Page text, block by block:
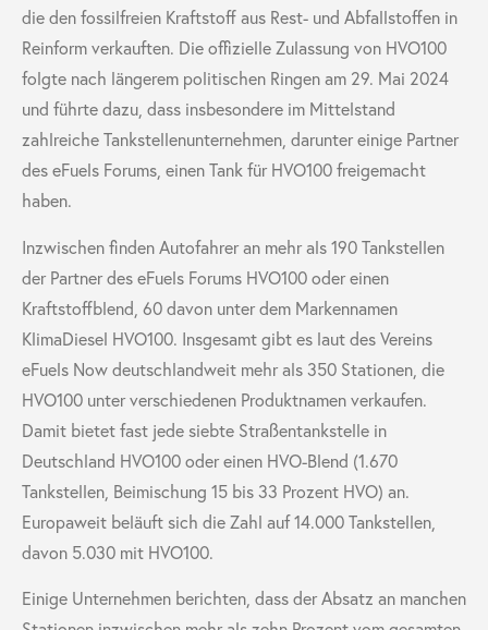
die den fossilfreien Kraftstoff aus Rest- und Abfallstoffen in
Reinform verkauften. Die offizielle Zulassung von HVO100
folgte nach längerem politischen Ringen am 29. Mai 2024
und führte dazu, dass insbesondere im Mittelstand
zahlreiche Tankstellenunternehmen, darunter einige Partner
des eFuels Forums, einen Tank für HVO100 freigemacht
haben.
Inzwischen finden Autofahrer an mehr als 190 Tankstellen
der Partner des eFuels Forums HVO100 oder einen
Kraftstoffblend, 60 davon unter dem Markennamen
KlimaDiesel HVO100. Insgesamt gibt es laut des Vereins
eFuels Now deutschlandweit mehr als 350 Stationen, die
HVO100 unter verschiedenen Produktnamen verkaufen.
Damit bietet fast jede siebte Straßentankstelle in
Deutschland HVO100 oder einen HVO-Blend (1.670
Tankstellen, Beimischung 15 bis 33 Prozent HVO) an.
Europaweit beläuft sich die Zahl auf 14.000 Tankstellen,
davon 5.030 mit HVO100.
Einige Unternehmen berichten, dass der Absatz an manchen